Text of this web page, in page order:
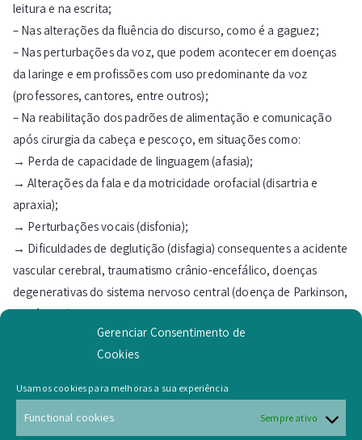
Gerenciar Consentimento de
Cookies
Usamos cookies para melhoras a sua experiência
Functional cookies Sempre ativo
leitura e na escrita;
– Nas alterações da fluência do discurso, como é a gaguez;
– Nas perturbações da voz, que podem acontecer em doenças
da laringe e em profissões com uso predominante da voz
(professores, cantores, entre outros);
– Na reabilitação dos padrões de alimentação e comunicação
após cirurgia da cabeça e pescoço, em situações como:
→ Perda de capacidade de linguagem (afasia);
→ Alterações da fala e da motricidade orofacial (disartria e
apraxia);
→ Perturbações vocais (disfonia);
→ Dificuldades de deglutição (disfagia) consequentes a acidente
vascular cerebral, traumatismo crânio-encefálico, doenças
degenerativas do sistema nervoso central (doença de Parkinson,
demências), ou outras.
Drª Joana Figueiredo